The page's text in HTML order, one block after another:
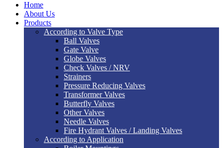
Home
About Us
Products
According to Valve Type
Ball Valves
Gate Valve
Globe Valves
Check Valves / NRV
Strainers
Pressure Reducing Valves
Transformer Valves
Butterfly Valves
Other Valves
Needle Valves
Fire Hydrant Valves / Landing Valves
According to Application